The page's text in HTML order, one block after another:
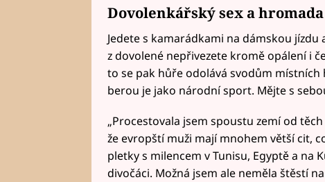
Dovolenkářský sex a
Jedete s kamarádkami na dámskou jízdu
z dovolené nepřivezete kromě opálení i
to se pak hůře odolává svodům
berou je jako národní sport. Mějte s
„Procestovala jsem spoustu zemí od
že evropští muži mají mnohem větší cit,
pletky s milencem v Tunisu, Egyptě a na
divočáci. Možná jsem ale neměla štěstí